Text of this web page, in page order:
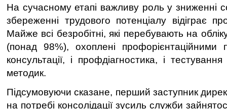
На сучасному етапі важливу роль у зниженні
збереженні трудового потенціалу відіграє
Майже всі безробітні, які перебувають на
(понад 98%), охоплені
консультації, і профдіагностика, і
методик.
Підсумовуючи сказане, перший заступник
на потребі консолідації зусиль служби